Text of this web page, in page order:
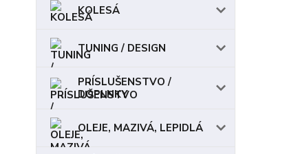
KOLESÁ
TUNING / DESIGN
PRÍSLUŠENSTVO /
DOPLNKY
OLEJE, MAZIVÁ, LEPIDLÁ